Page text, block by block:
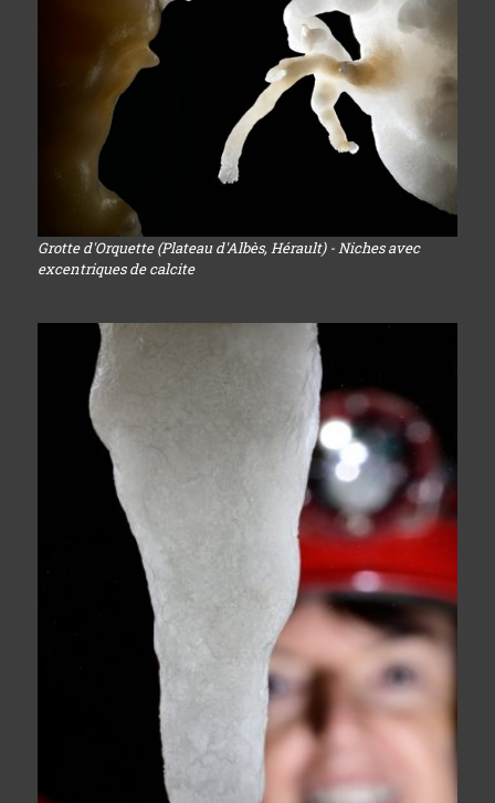
Grotte d'Orquette (Plateau d'Albès, Hérault) - Niches avec
excentriques de calcite